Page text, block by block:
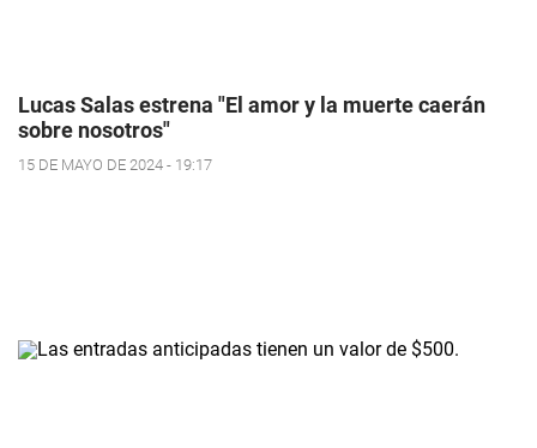
Lucas Salas estrena "El amor y la muerte caerán
sobre nosotros"
15 DE MAYO DE 2024 - 19:17